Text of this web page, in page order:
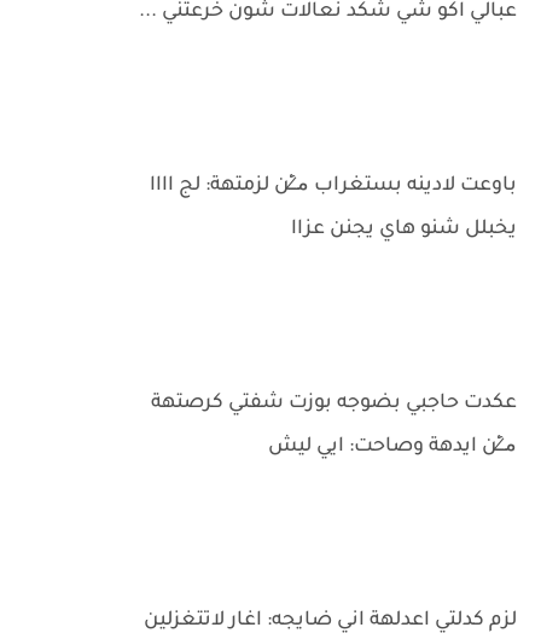
عبالي اكو شي شكد نعالات شون خرعتني ...
باوعت لادينه بستغراب م̷ـــِْن لزمتهة: لج اااا
يخبلل شنو هاي يجنن عزاا
عكدت حاجبي بضوجه بوزت شفتي كرصتهة
م̷ـــِْن ايدهة وصاحت: ايي ليش
لزم كدلتي اعدلهة اني ضايجه: اغار لاتتغزلين